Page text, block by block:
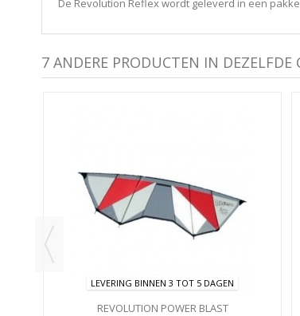
De Revolution Reflex wordt geleverd in een
7 ANDERE PRODUCTEN IN DEZELFDE
LEVERING BINNEN 3 TOT 5 DAGEN
REVOLUTION POWER BLAST